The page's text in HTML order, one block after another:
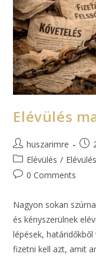
Elévülés
huszarimre
Elévülés /
0 Comments
Nagyon sokan
és kényszerülnek
lépések,
fizetni kell azt, amit